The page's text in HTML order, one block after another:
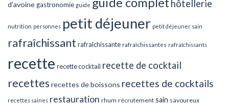
d'avoine gastronomie guide hôtellerie
nutrition personnes petit déjeuner petit déjeuner sain
rafraîchissant rafraîchissante rafraîchissantes rafraîchissants
recette recette cocktail recette de cocktail
recettes recettes de boissons recettes de cocktails
recettes saines restauration rhum récrutement sain savoureux